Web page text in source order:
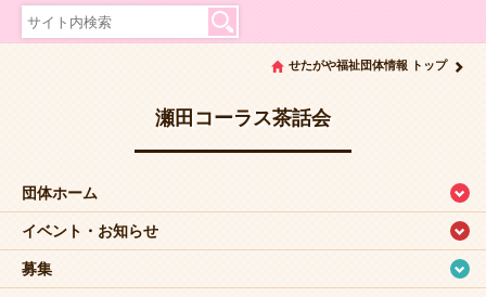
せたがや福祉団体情報 トップ
瀬田コーラス茶話会
団体ホーム
イベント・お知らせ
募集